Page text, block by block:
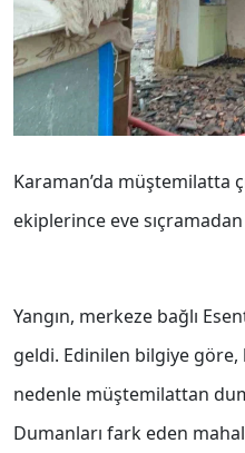
Karaman’da müştemilatta
ekiplerince eve
Yangın, merkeze bağlı
geldi. Edinilen bilgiye
nedenle müştemilattan
Dumanları fark eden